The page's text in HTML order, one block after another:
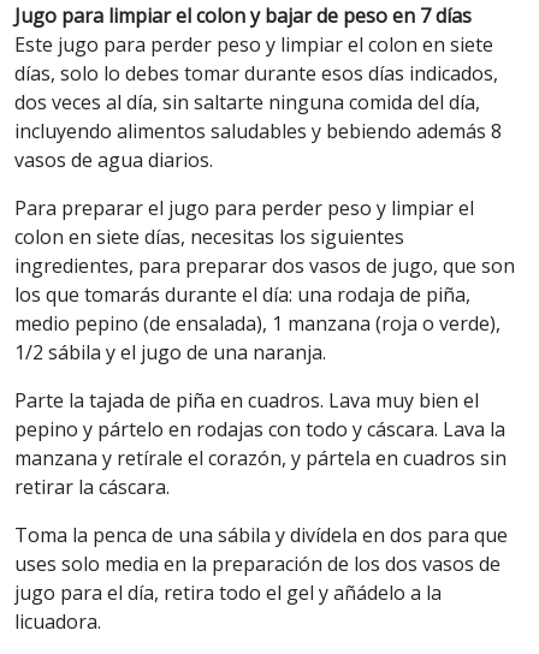
Jugo para limpiar el colon y bajar de peso en 7 días
Este jugo para perder peso y limpiar el colon en siete
días, solo lo debes tomar durante esos días indicados,
dos veces al día, sin saltarte ninguna comida del día,
incluyendo alimentos saludables y bebiendo además 8
vasos de agua diarios.
Para preparar el jugo para perder peso y limpiar el
colon en siete días, necesitas los siguientes
ingredientes, para preparar dos vasos de jugo, que son
los que tomarás durante el día: una rodaja de piña,
medio pepino (de ensalada), 1 manzana (roja o verde),
1/2 sábila y el jugo de una naranja.
Parte la tajada de piña en cuadros. Lava muy bien el
pepino y pártelo en rodajas con todo y cáscara. Lava la
manzana y retírale el corazón, y pártela en cuadros sin
retirar la cáscara.
Toma la penca de una sábila y divídela en dos para que
uses solo media en la preparación de los dos vasos de
jugo para el día, retira todo el gel y añádelo a la
licuadora.